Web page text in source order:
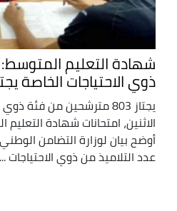
ذوي الاحتياجات الخاصة
يجتاز 803 مترشحين من فئة
أوضح بيان لوزارة التضامن الوطني
عدد التلاميذ من ذوي الاحتياجات ...